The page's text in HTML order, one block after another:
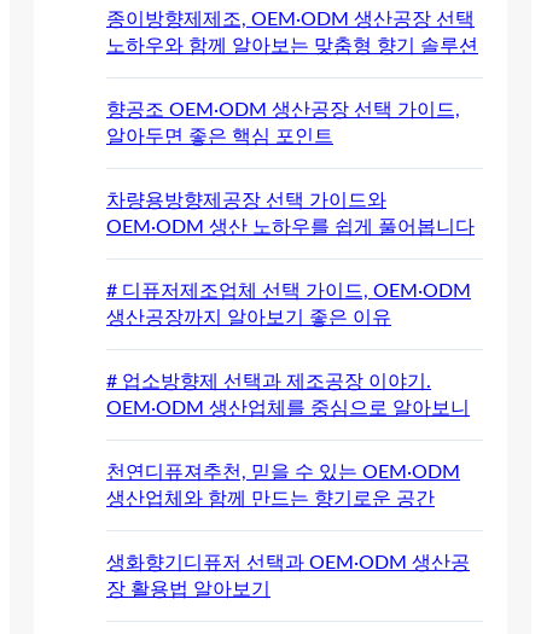
종이방향제제조, OEM·ODM 생산공장 선택
노하우와 함께 알아보는 맞춤형 향기 솔루션
향공조 OEM·ODM 생산공장 선택 가이드,
알아두면 좋은 핵심 포인트
차량용방향제공장 선택 가이드와
OEM·ODM 생산 노하우를 쉽게 풀어봅니다
# 디퓨저제조업체 선택 가이드, OEM·ODM
생산공장까지 알아보기 좋은 이유
# 업소방향제 선택과 제조공장 이야기.
OEM·ODM 생산업체를 중심으로 알아보니
천연디퓨져추천, 믿을 수 있는 OEM·ODM
생산업체와 함께 만드는 향기로운 공간
생화향기디퓨저 선택과 OEM·ODM 생산공
장 활용법 알아보기